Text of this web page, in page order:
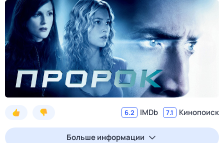
6.2 IMDb 7.1 Кинопоиск
Больше информации